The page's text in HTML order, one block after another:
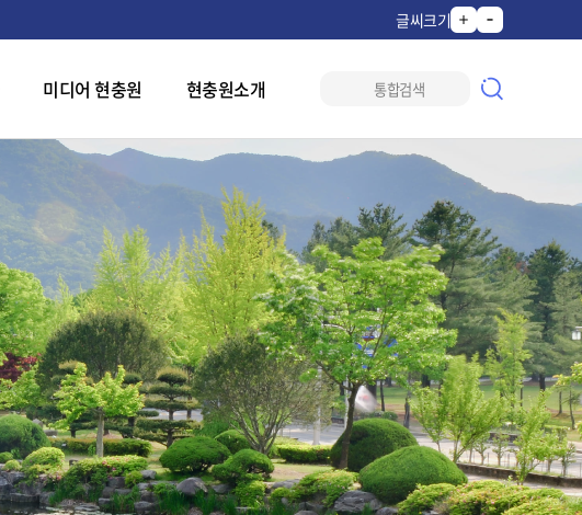
글씨크기
미디어 현충원 현충원소개